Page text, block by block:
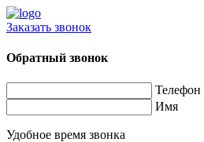
Заказать звонок
Обратный звонок
Телефон
Имя
Удобное время звонка